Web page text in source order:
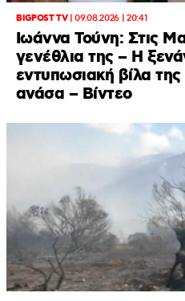
BIGPOST TV|09.08.2026 | 20:41
Ιωάννα Τούνη: Στις
γενέθλια της – H
εντυπωσιακή βίλα
ανάσα – Βίντεο